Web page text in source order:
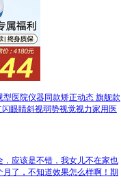
医院仪器同款矫正动态 旗舰款
眼睛斜视弱势视觉视力家用医
应该是不错，我女儿不在家也
了，不知道效果怎么样啊！期